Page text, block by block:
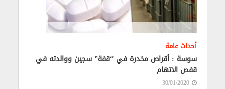
أحداث عامة
سوسة : أقراص مخدرة في “قفة” سجين ووالدته في
قفص الاتهام
30/01/2020